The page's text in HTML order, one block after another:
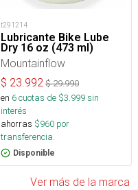
t291214
Lubricante Bike Lube
Dry 16 oz (473 ml)
Mountainflow
$ 23.992 $29.990
en 6cuotas de $3.999sin
interés
ahorras $960 por
transferencia.
Disponible
Ver más de la marca